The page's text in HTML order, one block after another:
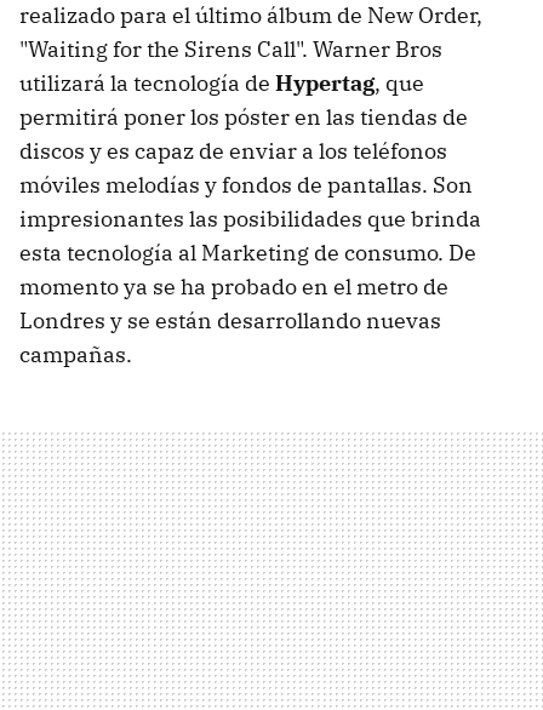
realizado para el último álbum de New Order,
"Waiting for the Sirens Call". Warner Bros
utilizará la tecnología de Hypertag, que
permitirá poner los póster en las tiendas de
discos y es capaz de enviar a los teléfonos
móviles melodías y fondos de pantallas. Son
impresionantes las posibilidades que brinda
esta tecnología al Marketing de consumo. De
momento ya se ha probado en el metro de
Londres y se están desarrollando nuevas
campañas.